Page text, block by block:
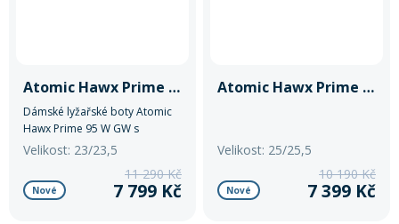
Atomic Hawx Prime 95 W GW
Dámské lyžařské boty Atomic
Hawx Prime 95 W GW s
technologií Prolite, Memory Fit
95, šířka 98 mm, tvarovatelná
botička 3D Silver, určené pro
Velikost: 23/23,5
Nové
11 290 Kč
7 799 Kč
Atomic Hawx Prime 100 GW
Velikost: 25/25,5
Nové
10 190 Kč
7 399 Kč